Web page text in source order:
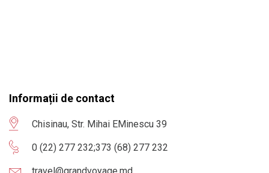
Informații de contact
Chisinau, Str. Mihai EMinescu 39
0 (22) 277 232;373 (68) 277 232
travel@grandvoyage.md